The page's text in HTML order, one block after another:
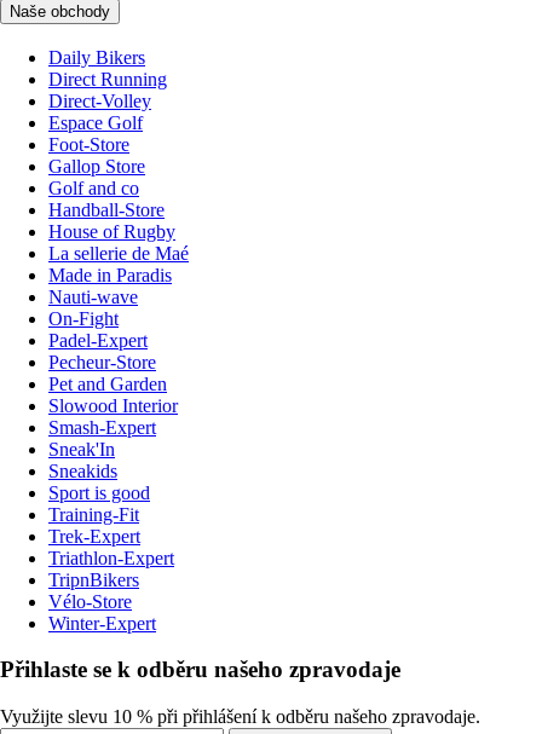
Naše obchody
Daily Bikers
Direct Running
Direct-Volley
Espace Golf
Foot-Store
Gallop Store
Golf and co
Handball-Store
House of Rugby
La sellerie de Maé
Made in Paradis
Nauti-wave
On-Fight
Padel-Expert
Pecheur-Store
Pet and Garden
Slowood Interior
Smash-Expert
Sneak'In
Sneakids
Sport is good
Training-Fit
Trek-Expert
Triathlon-Expert
TripnBikers
Vélo-Store
Winter-Expert
Přihlaste se k odběru našeho zpravodaje
Využijte slevu 10 % při přihlášení k odběru našeho zpravodaje.